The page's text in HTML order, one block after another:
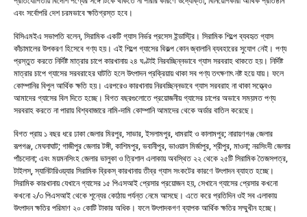
এবং সর্বোপরি দেশ চরমভাবে ক্ষতিগ্রস্ত হবে।
বিসিএমইএ সভাপতি বলেন, সিরামিক একটি গ্যাস নির্ভর প্রসেস ইন্ডাস্ট্রি। সিরামিক শিল্পে ব্যবহৃত গ্যাস
কাঁচামালের উপকরণ হিসেবে গণ্য হয়। এই শিল্পে গ্যাসের বিকল্প কোন জ্বালানি ব্যবহারের সুযোগ নেই। পণ্য
প্রস্তুত করতে নির্দিষ্ট মাত্রার চাপে কারখানায় ২৪ ঘণ্টাই নিরবচ্ছিন্নভাবে গ্যাস সরবরাহ থাকতে হয়। নির্দিষ্ট
মাত্রার চাপে গ্যাসের সরবরাহের ঘাটতি হলে উৎপাদন প্রক্রিয়ায় থাকা সব পণ্য তৎক্ষণাৎ নষ্ট হয়ে যায়। ফলে
কোম্পানির বিপুল আর্থিক ক্ষতি হয়। এরপরেও কারখানায় নিরবচ্ছিন্নভাবে গ্যাস সরবরাহ না থাকা সত্ত্বেও
আমাদের গ্যাসের বিল দিতে হচ্ছে। বিগত বছরগুলোতে প্রয়োজনীয় গ্যাসের চাপের অভাবে সময়মত পণ্য
সরবরাহ করতে না পারায় বিশ্ববাজারে নামি-দামি কোম্পানি আমাদের থেকে অর্ডার বাতিল করেছে।
বিগত প্রায় ১ বছর ধরে ঢাকা জেলার মিরপুর, সাভার, ইসলামপুর, ধামরাই ও কালামপুর; নারায়ণগঞ্জ জেলার
রূপগঞ্জ, মেঘনাঘাট; গাজীপুর জেলার টঙ্গী, কাশিমপুর, ভবানীপুর, ভাওয়াল মির্জাপুর, শ্রীপুর, মাওনা; নরসিংদী জেলার
পাঁচদোনা; এবং ময়মনসিংহ জেলার ভালুকা ও ত্রিশাল এলাকায় অবস্থিত ২২ থেকে ২৫টি সিরামিক তৈজসপত্র,
টাইলস্, স্যানিটারিওয়্যার সিরামিক ব্রিকস্ কারখানায় তীব্র গ্যাস সংকটের কারণে উৎপাদন ব্যাহত হচ্ছে।
সিরামিক কারখানায় যেখানে গ্যাসের ১৫ পিএসআই প্রেসার প্রয়োজন হয়, সেখানে গ্যাসের প্রেসার কখনো
কখনো ২/৩ পিএসআই থেকে শূন্যের কোঠায় পর্যন্ত নেমে আসছে। এতে করে প্রতিদিন ওই সব এলাকায়
উৎপাদন ক্ষতির পরিমাণ ২০ কোটি টাকার অধিক। ফলে উৎপাদকগণ ব্যাপক আর্থিক ক্ষতির সম্মুখীন হচ্ছে।